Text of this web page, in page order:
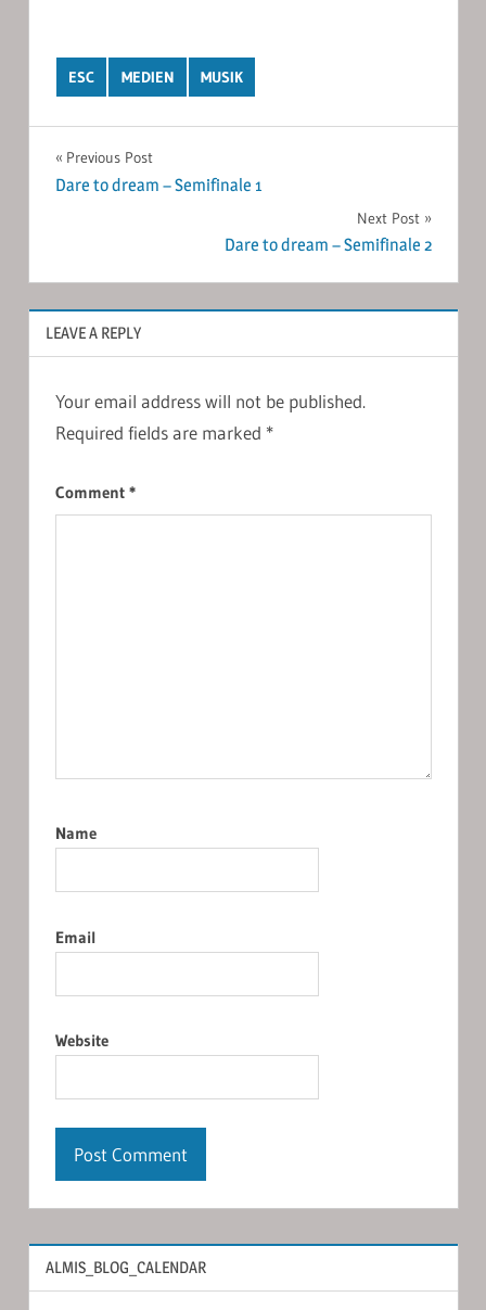
ESC MEDIEN MUSIK
Post
Previous Post
Dare to dream – Semifinale 1
Next Post
Dare to dream – Semifinale 2
LEAVE A REPLY
Your email address will not be published.
Required fields are marked *
Comment *
Name
Email
Website
ALMIS_BLOG_CALENDAR